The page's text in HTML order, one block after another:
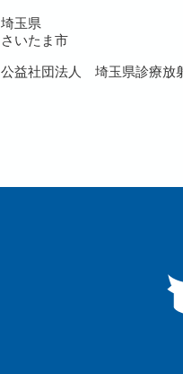
埼玉県
さいたま市
公益社団法人 埼玉県診療放